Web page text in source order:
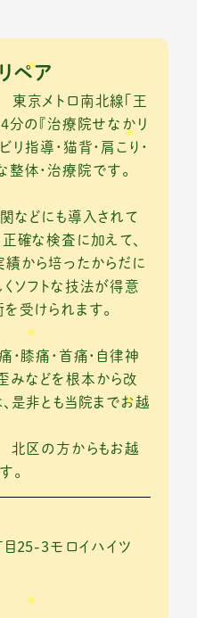
ペア
南北線「王
分の『治療院せなかリ
リ指導・猫背・肩こり・
体・治療院です。
などにも導入されて
確な検査に加えて、
から培ったからだに
ソフトな技法が得意
受けられます。
・膝痛・首痛・自律神
みなどを根本から改
是非とも当院までお越
北区の方からもお越
。
25-3モロイハイツ